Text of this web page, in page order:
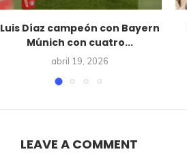
Luis Díaz campeón con Bayern
Múnich con cuatro...
abril 19, 2026
LEAVE A COMMENT